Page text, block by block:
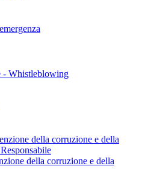
- Whistleblowing
della corruzione e della
della corruzione e della